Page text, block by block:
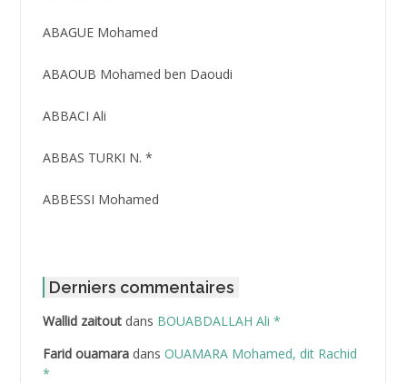
3416
ABAGUE Mohamed
ABAOUB Mohamed ben Daoudi
ABBACI Ali
ABBAS TURKI N. *
ABBESSI Mohamed
ABDAT Amar
ABDEDDAIM Hamid
ABDELAZIZ Mohamed
Derniers commentaires
Wallid zaitoutdans BOUABDALLAH Ali *
Farid ouamaradans OUAMARA Mohamed, dit Rachid
*